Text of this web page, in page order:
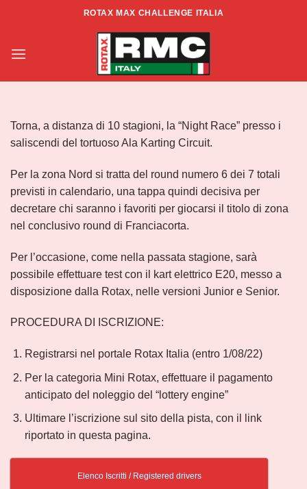
ROTAX MAX CHALLENGE ITALIA
Info RMCI Zona Nord – Rd6 – Ala
Night Race
Torna, a distanza di 10 stagioni, la “Night Race” presso i
saliscendi del tortuoso Ala Karting Circuit.
Per la zona Nord si tratta del round numero 6 dei 7 totali
previsti in calendario, una tappa quindi decisiva per
decretare chi saranno i favoriti per giocarsi il titolo di zona
nel conclusivo round di Franciacorta.
Per l’occasione, come nella passata stagione, sarà
possibile effettuare test con il kart elettrico E20, messo a
disposizione dalla Rotax, nelle versioni Junior e Senior.
PROCEDURA DI ISCRIZIONE:
Registrarsi nel portale Rotax Italia (entro 1/08/22)
Per la categoria Mini Rotax, effettuare il pagamento
anticipato del noleggio del “lottery engine”
Ultimare l’iscrizione sul sito della pista, con il link
riportato in questa pagina.
Elenco Iscritti / Registered drivers